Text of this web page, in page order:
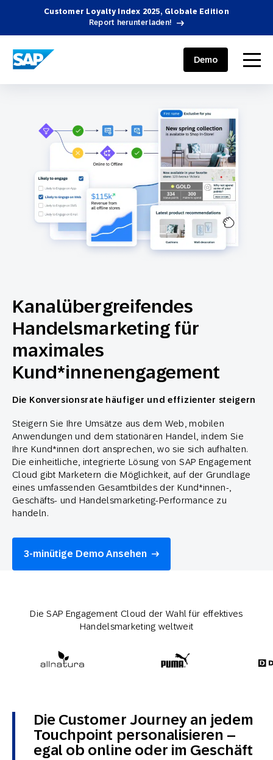
Customer Loyalty Index 2025, Globale Edition
Report herunterladen!
SAP ENGAGEMENT CLOUD menu
Demo
Kanalübergreifendes
Handelsmarketing für
maximales
Kund*innenengagement
Die Konversionsrate häufiger und effizienter steigern
Steigern Sie Ihre Umsätze aus dem Web, mobilen
Anwendungen und dem stationären Handel, indem Sie
Ihre Kund*innen dort ansprechen, wo sie sich aufhalten.
Die einheitliche, integrierte Lösung von SAP Engagement
Cloud gibt Marketern die Möglichkeit, auf der Grundlage
eines umfassenden Gesamtbildes der Kund*innen-,
Geschäfts- und Handelsmarketing-Performance zu
handeln.
3-minütige Demo Ansehen
Die SAP Engagement Cloud der Wahl für effektives
Handelsmarketing weltweit
Die Customer Journey an jedem
Touchpoint personalisieren –
egal ob online oder im Geschäft